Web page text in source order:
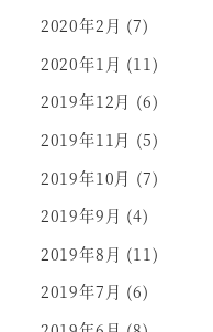
2020年2月 (7)
2020年1月 (11)
2019年12月 (6)
2019年11月 (5)
2019年10月 (7)
2019年9月 (4)
2019年8月 (11)
2019年7月 (6)